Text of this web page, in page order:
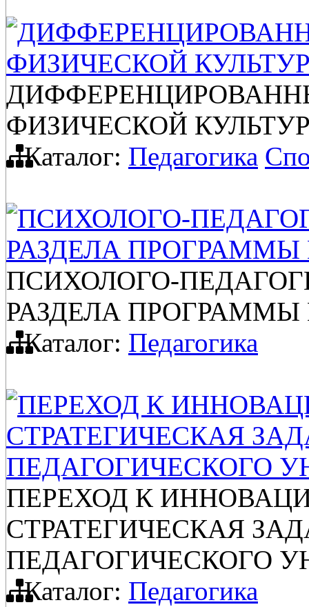
ФИЗИЧЕСКОЙ
ФИЗИЧЕСКОЙ
Каталог: Педагогика
ПСИХОЛОГО-
РАЗДЕЛА ПРОГРАММЫ
ПСИХОЛОГО-
РАЗДЕЛА ПРОГРАММЫ
Каталог: Педагогика
ПЕРЕХОД К
СТРАТЕГИЧЕСКАЯ
ПЕДАГОГИЧЕСКОГО
ПЕРЕХОД К
СТРАТЕГИЧЕСКАЯ
ПЕДАГОГИЧЕСКОГО
Каталог: Педагогика